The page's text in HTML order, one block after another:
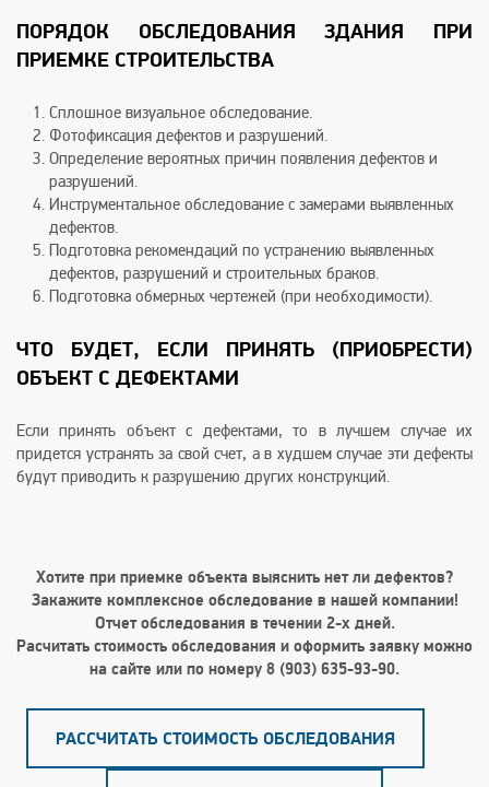
ПОРЯДОК ОБСЛЕДОВАНИЯ ЗДАНИЯ ПРИ
ПРИЕМКЕ СТРОИТЕЛЬСТВА
Сплошное визуальное обследование.
Фотофиксация дефектов и разрушений.
Определение вероятных причин появления дефектов и
разрушений.
Инструментальное обследование с замерами выявленных
дефектов.
Подготовка рекомендаций по устранению выявленных
дефектов, разрушений и строительных браков.
Подготовка обмерных чертежей (при необходимости).
ЧТО БУДЕТ, ЕСЛИ ПРИНЯТЬ (ПРИОБРЕСТИ)
ОБЪЕКТ С ДЕФЕКТАМИ
Если принять объект с дефектами, то в лучшем случае их
придется устранять за свой счет, а в худшем случае эти дефекты
будут приводить к разрушению других конструкций.
Хотите при приемке объекта выяснить нет ли дефектов?
Закажите комплексное обследование в нашей компании!
Отчет обследования в течении 2-х дней.
Расчитать стоимость обследования и оформить заявку можно
на сайте или по номеру 8 (903) 635-93-90.
РАССЧИТАТЬ СТОИМОСТЬ ОБСЛЕДОВАНИЯ